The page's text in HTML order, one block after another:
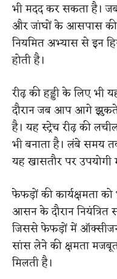
भी मदद कर सकता है।
और जांघों के आसपास की
नियमित अभ्यास से इन
होती है।
रीढ़ की हड्डी के लिए
दौरान जब आप आगे झुकते
है। यह स्ट्रेच रीढ़ की
भी बनाता है। लंबे समय
यह खासतौर पर उपयोगी
फेफड़ों की कार्यक्षमता
आसन के दौरान नियंत्रित
जिससे फेफड़ों में ऑक्सीजन
सांस लेने की क्षमता
मिलती है।